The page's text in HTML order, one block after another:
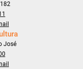
José